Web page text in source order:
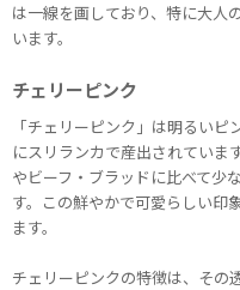
は一線を画しており、特に大人
います。
チェリーピンク
「チェリーピンク」は明るい
にスリランカで産出されていま
やビーフ・ブラッドに比べて少
す。この鮮やかで可愛らしい印
ます。
チェリーピンクの特徴は、その